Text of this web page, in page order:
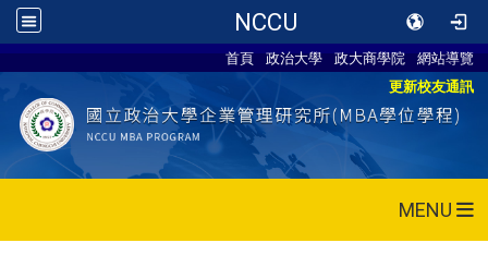
NCCU
首頁 政治大學 政大商學院
網站導覽
更新校友通訊
MENU